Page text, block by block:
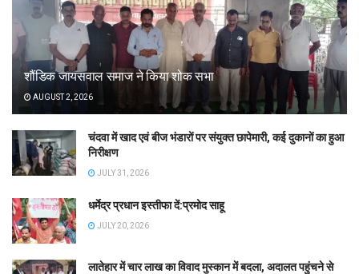
शौंडिक जायसवाल समाज ने किया शोक सभा
AUGUST 2, 2026
चंदवा में खाद एवं बीज भंडारों पर संयुक्त छापेमारी, कई दुकानों का हुआ
निरीक्षण
JULY 31, 2026
धर्मेद्र प्रधान इस्तीफा दें:प्रमोद साहू
JULY 20, 2026
लातेहार में चार लाख का विवाद मुस्कान में बदला, अदालत पहुंचने से